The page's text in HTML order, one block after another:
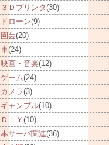
３Ｄプリンタ(30)
ドローン(9)
園芸(20)
車(24)
映画・音楽(12)
ゲーム(24)
カメラ(3)
ギャンブル(10)
ＤＩＹ (10)
本サーバ関連(36)